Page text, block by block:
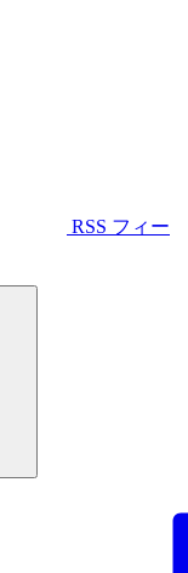
RSS フィー